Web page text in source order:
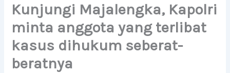
Kunjungi Majalengka, Kapolri
minta anggota yang terlibat
kasus dihukum seberat-
beratnya